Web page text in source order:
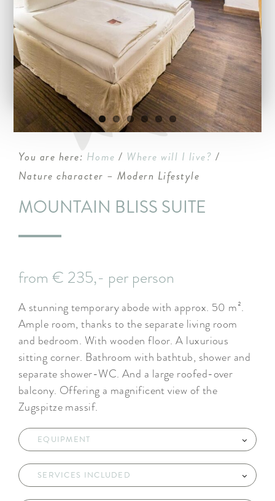
ARRANGEMENTS
WISSENSWERTES
You are here: Home / Where will I live? /
Nature character – Modern Lifestyle
MOUNTAIN BLISS SUITE
from € 235,- per person
A stunning temporary abode with approx. 50 m².
Ample room, thanks to the separate living room
and bedroom. With wooden floor. A luxurious
sitting corner. Bathroom with bathtub, shower and
separate shower-WC. And a large roofed-over
balcony. Offering a magnificent view of the
Zugspitze massif.
EQUIPMENT
SERVICES INCLUDED